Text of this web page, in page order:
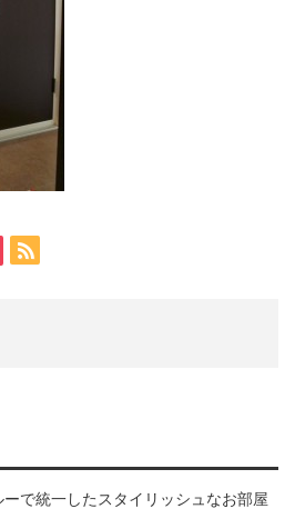
ーで統一したスタイリッシュなお部屋